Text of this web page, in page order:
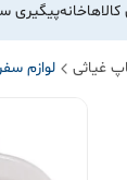
خانهپیگیری
غیاثی لوازم